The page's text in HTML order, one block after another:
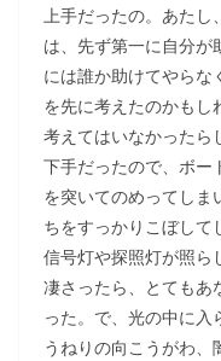
上手だったの。あたし
は、先ず第一に自分が
には誰か助けてやらな
を先に考えたのかもし
考えてはいなかった
下手だったので、ボー
を突いてのめってしま
ちをすっかりこぼして
信号灯や探照灯が照ら
凄さったら、とてもあ
った。で、光の中に
うねりの向こうがわ